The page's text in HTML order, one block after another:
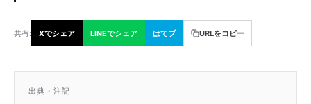
共有: Xでシェア LINEでシェア はてブ URLをコピー
出典・注記